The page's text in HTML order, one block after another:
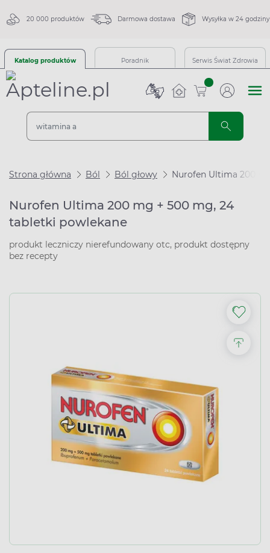
20 000 produktów Darmowa dostawa Wysyłka w 24 godziny
Katalog produktów Poradnik Serwis Świat Zdrowia
sztuk
Strona główna Ból Ból głowy Nurofen Ultima 200
Nurofen Ultima 200 mg + 500 mg, 24
tabletki powlekane
produkt leczniczy nierefundowany otc, produkt dostępny
bez recepty